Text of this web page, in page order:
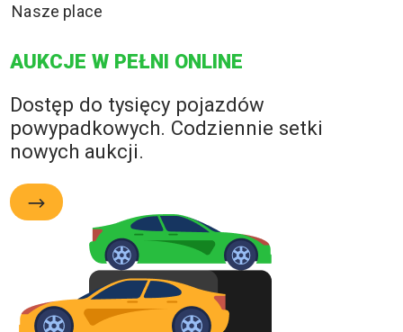
Nasze place
AUKCJE W PEŁNI ONLINE
Dostęp do tysięcy pojazdów
powypadkowych. Codziennie setki
nowych aukcji.